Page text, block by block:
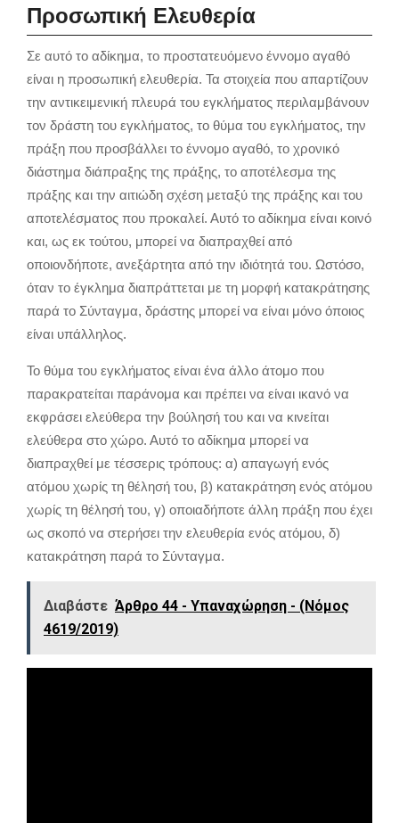
Προσωπική Ελευθερία
Σε αυτό το αδίκημα, το προστατευόμενο έννομο αγαθό
είναι η προσωπική ελευθερία. Τα στοιχεία που απαρτίζουν
την αντικειμενική πλευρά του εγκλήματος περιλαμβάνουν
τον δράστη του εγκλήματος, το θύμα του εγκλήματος, την
πράξη που προσβάλλει το έννομο αγαθό, το χρονικό
διάστημα διάπραξης της πράξης, το αποτέλεσμα της
πράξης και την αιτιώδη σχέση μεταξύ της πράξης και του
αποτελέσματος που προκαλεί. Αυτό το αδίκημα είναι κοινό
και, ως εκ τούτου, μπορεί να διαπραχθεί από
οποιονδήποτε, ανεξάρτητα από την ιδιότητά του. Ωστόσο,
όταν το έγκλημα διαπράττεται με τη μορφή κατακράτησης
παρά το Σύνταγμα, δράστης μπορεί να είναι μόνο όποιος
είναι υπάλληλος.
Το θύμα του εγκλήματος είναι ένα άλλο άτομο που
παρακρατείται παράνομα και πρέπει να είναι ικανό να
εκφράσει ελεύθερα την βούλησή του και να κινείται
ελεύθερα στο χώρο. Αυτό το αδίκημα μπορεί να
διαπραχθεί με τέσσερις τρόπους: α) απαγωγή ενός
ατόμου χωρίς τη θέλησή του, β) κατακράτηση ενός ατόμου
χωρίς τη θέλησή του, γ) οποιαδήποτε άλλη πράξη που έχει
ως σκοπό να στερήσει την ελευθερία ενός ατόμου, δ)
κατακράτηση παρά το Σύνταγμα.
Διαβάστε Άρθρο 44 - Υπαναχώρηση - (Νόμος
4619/2019)